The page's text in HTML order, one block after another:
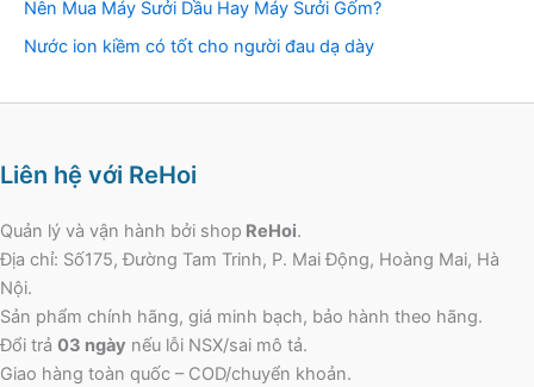
Nên Mua Máy Sưởi Dầu Hay Máy Sưởi Gốm?
Nước ion kiềm có tốt cho người đau dạ dày
Liên hệ với ReHoi
Quản lý và vận hành bởi shop ReHoi.
Địa chỉ: Số175, Đường Tam Trinh, P. Mai Động, Hoàng Mai, Hà
Nội.
Sản phẩm chính hãng, giá minh bạch, bảo hành theo hãng.
Đổi trả 03 ngày nếu lỗi NSX/sai mô tả.
Giao hàng toàn quốc – COD/chuyển khoản.